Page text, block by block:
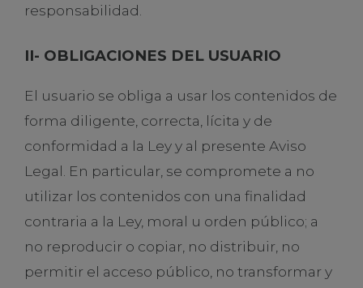
responsabilidad.
II- OBLIGACIONES DEL USUARIO
El usuario se obliga a usar los contenidos de
forma diligente, correcta, lícita y de
conformidad a la Ley y al presente Aviso
Legal. En particular, se compromete a no
utilizar los contenidos con una finalidad
contraria a la Ley, moral u orden público; a
no reproducir o copiar, no distribuir, no
permitir el acceso público, no transformar y